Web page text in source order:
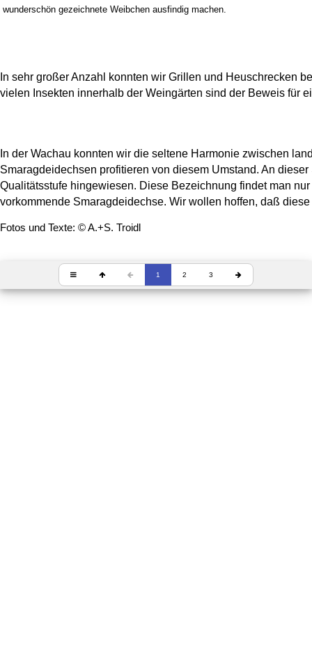
wunderschön gezeichnete Weibchen ausfindig machen.
In sehr großer Anzahl konnten wir Grillen und Heuschrecken
vielen Insekten innerhalb der Weingärten sind der Beweis für
In der Wachau konnten wir die seltene Harmonie zwischen
Smaragdeidechsen profitieren von diesem Umstand. An
Qualitätsstufe hingewiesen. Diese Bezeichnung findet man
vorkommende Smaragdeidechse. Wir wollen hoffen, daß
Fotos und Texte: © A.+S. Troidl
1 2 3